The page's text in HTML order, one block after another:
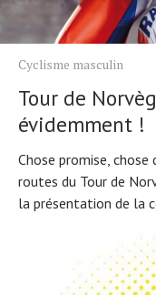
Cyclisme masculin
Tour de
évidemment !
Chose promise,
routes du Tour de
la présentation de la
À propos